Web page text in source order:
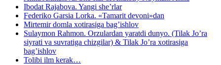
Ibodat Rajabova. Yangi she’rlar
Federiko Garsia Lorka. «Tamarit devoni»dan
Mirtemir domla xotirasiga bag’ishlov
Sulaymon Rahmon. Orzulardan yaratdi dunyo. (Tilak Jo’ra
siyrati va suvratiga chizgilar) & Tilak Jo’ra xotirasiga
bag’ishlov
Tolibi ilm kerak…